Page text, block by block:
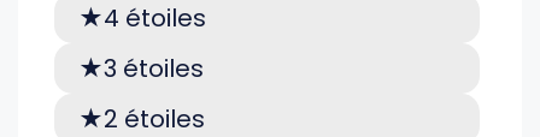
4 étoiles
3 étoiles
2 étoiles